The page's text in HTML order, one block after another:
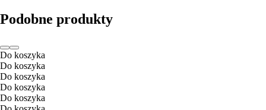
Podobne produkty
Do koszyka
Do koszyka
Do koszyka
Do koszyka
Do koszyka